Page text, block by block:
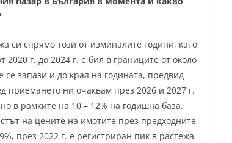
си спрямо този от изминалите години, като
2020 г. до 2024 г. е бил в границите от около
запази и до края на годината, предвид
приемането ни очаквам през 2026 и 2027 г.
в рамките на 10 – 12% на годишна база.
на цените на имотите през предходните
през 2022 г. е регистриран пик в растежа